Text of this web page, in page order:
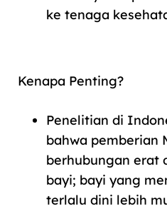
ke tenaga
Kenapa Penting?
Penelitian di
bahwa pemberian
berhubungan erat
bayi; bayi yang
terlalu dini lebih